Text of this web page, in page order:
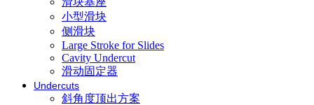
小型滑块
侧滑块
Large Stroke for Slides
Cavity Undercut
滑动固定器
Undercuts
斜角度顶出方案